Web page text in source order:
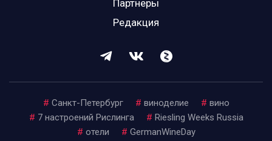
Партнеры
Редакция
# Санкт-Петербург # виноделие # вино
# 7 настроений Рислинга # Riesling Weeks Russia
# отели # GermanWineDay